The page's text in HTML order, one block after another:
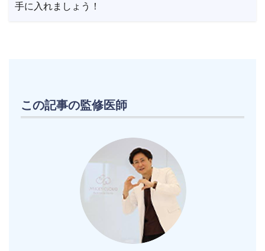
手に入れましょう！
この記事の監修医師